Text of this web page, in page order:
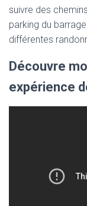
suivre des
parking du
différentes
Découvre
expérience